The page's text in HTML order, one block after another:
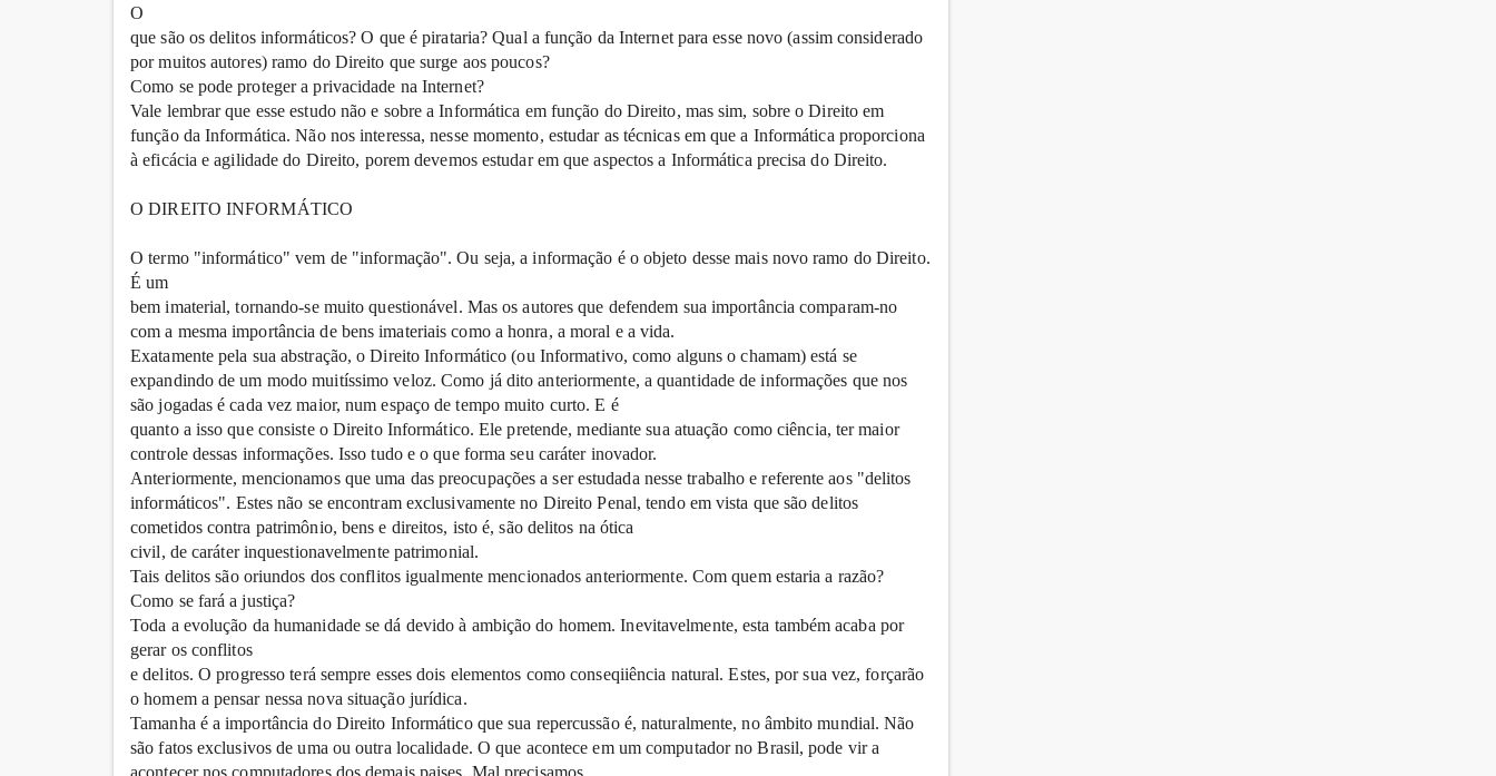
O
que são os delitos informáticos? O que é pirataria? Qual a função da Internet para esse novo (assim considerado
por muitos autores) ramo do Direito que surge aos poucos?
Como se pode proteger a privacidade na Internet?
Vale lembrar que esse estudo não e sobre a Informática em função do Direito, mas sim, sobre o Direito em
função da Informática. Não nos interessa, nesse momento, estudar as técnicas em que a Informática proporciona
à eficácia e agilidade do Direito, porem devemos estudar em que aspectos a Informática precisa do Direito.
O DIREITO INFORMÁTICO
O termo "informático" vem de "informação". Ou seja, a informação é o objeto desse mais novo ramo do Direito.
É um
bem imaterial, tornando-se muito questionável. Mas os autores que defendem sua importância comparam-no
com a mesma importância de bens imateriais como a honra, a moral e a vida.
Exatamente pela sua abstração, o Direito Informático (ou Informativo, como alguns o chamam) está se
expandindo de um modo muitíssimo veloz. Como já dito anteriormente, a quantidade de informações que nos
são jogadas é cada vez maior, num espaço de tempo muito curto. E é
quanto a isso que consiste o Direito Informático. Ele pretende, mediante sua atuação como ciência, ter maior
controle dessas informações. Isso tudo e o que forma seu caráter inovador.
Anteriormente, mencionamos que uma das preocupações a ser estudada nesse trabalho e referente aos "delitos
informáticos". Estes não se encontram exclusivamente no Direito Penal, tendo em vista que são delitos
cometidos contra patrimônio, bens e direitos, isto é, são delitos na ótica
civil, de caráter inquestionavelmente patrimonial.
Tais delitos são oriundos dos conflitos igualmente mencionados anteriormente. Com quem estaria a razão?
Como se fará a justiça?
Toda a evolução da humanidade se dá devido à ambição do homem. Inevitavelmente, esta também acaba por
gerar os conflitos
e delitos. O progresso terá sempre esses dois elementos como conseqiiência natural. Estes, por sua vez, forçarão
o homem a pensar nessa nova situação jurídica.
Tamanha é a importância do Direito Informático que sua repercussão é, naturalmente, no âmbito mundial. Não
são fatos exclusivos de uma ou outra localidade. O que acontece em um computador no Brasil, pode vir a